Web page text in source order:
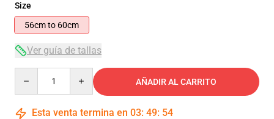
Size
56cm to 60cm
Ver guía de tallas
AÑADIR AL CARRITO
Esta venta termina en 03: 49: 54